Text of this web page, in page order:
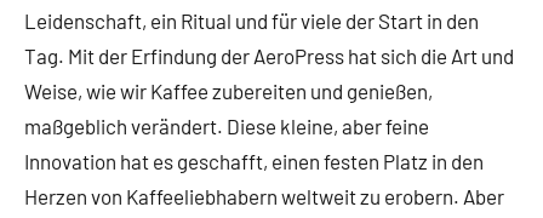
Leidenschaft, ein Ritual und für viele der Start in den
Tag. Mit der Erfindung der AeroPress hat sich die Art und
Weise, wie wir Kaffee zubereiten und genießen,
maßgeblich verändert. Diese kleine, aber feine
Innovation hat es geschafft, einen festen Platz in den
Herzen von Kaffeeliebhabern weltweit zu erobern. Aber